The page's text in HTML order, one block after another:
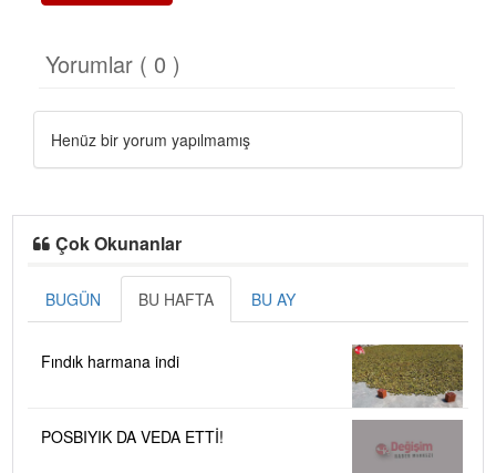
Yorumlar ( 0 )
Henüz bir yorum yapılmamış
Çok Okunanlar
BUGÜN BU HAFTA BU AY
Fındık harmana indi
POSBIYIK DA VEDA ETTİ!